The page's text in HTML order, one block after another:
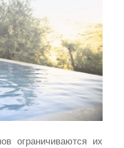
ограничиваются их